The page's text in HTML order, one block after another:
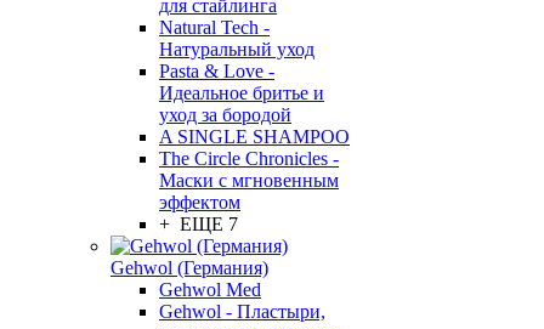
для стайлинга
Natural Tech -
Натуральный уход
Pasta & Love -
Идеальное бритье и
уход за бородой
A SINGLE SHAMPOO
The Circle Chronicles -
Маски с мгновенным
эффектом
+ ЕЩЕ 7
Gehwol (Германия)
Gehwol Med
Gehwol - Пластыри,